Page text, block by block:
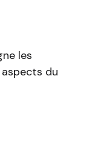
les
du